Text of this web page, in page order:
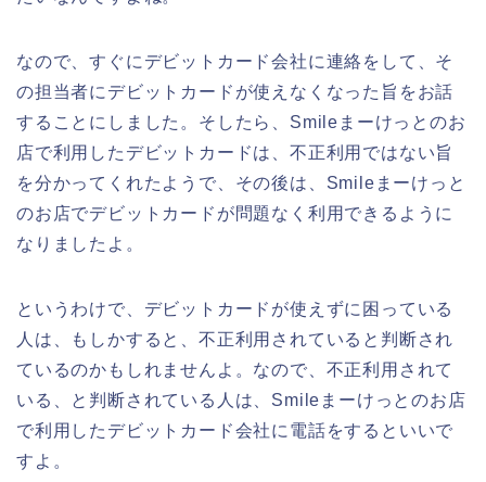
なので、すぐにデビットカード会社に連絡をして、そ
の担当者にデビットカードが使えなくなった旨をお話
することにしました。そしたら、Smileまーけっとのお
店で利用したデビットカードは、不正利用ではない旨
を分かってくれたようで、その後は、Smileまーけっと
のお店でデビットカードが問題なく利用できるように
なりましたよ。
というわけで、デビットカードが使えずに困っている
人は、もしかすると、不正利用されていると判断され
ているのかもしれませんよ。なので、不正利用されて
いる、と判断されている人は、Smileまーけっとのお店
で利用したデビットカード会社に電話をするといいで
すよ。